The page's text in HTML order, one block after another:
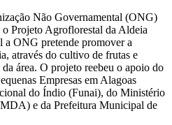
Não Governamental (ONG)
Projeto Agroflorestal da Aldeia
a ONG pretende promover a
através do cultivo de frutas e
área. O projeto reebeu o apoio do
Empresas em Alagoas
do Índio (Funai), do Ministério
e da Prefeitura Municipal de